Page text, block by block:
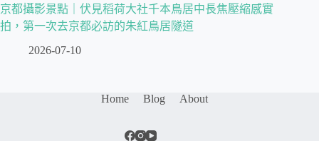
京都攝影景點｜伏見稻荷大社千本鳥居中長焦壓縮感實
拍，第一次去京都必訪的朱紅鳥居隧道
2026-07-10
Home Blog About